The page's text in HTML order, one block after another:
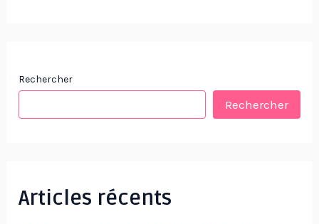
Rechercher
Rechercher
Articles récents